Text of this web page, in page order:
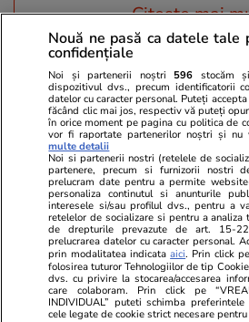
Citește mai
TRENDING
Horoscop
Horoscop 27 iulie 2026.
nevoia să scoată la lumină
pe care le folosesc rar sau
Știri România
Ploi torențiale, grindină și
județe. Harta zonelor vizate
Nouă ne pasă ca datele tale
confidențiale
Noi și partenerii noștri 596 stocăm
dispozitivul dvs., precum identificatorii
datelor cu caracter personal. Puteți
făcând clic mai jos, respectiv vă puteți
în orice moment pe pagina cu politica de
vor fi raportate partenerilor noștri și nu
multe detalii
Noi si partenerii nostri (retelele de
partenere, precum si furnizorii nostri
prelucram date pentru a permite
personaliza continutul si anunturile
interesele si/sau profilul dvs., pentru a
retelelor de socializare si pentru a
de drepturile prevazute de art. 15-
prelucrarea datelor cu caracter personal.
prin modalitatea indicataaici. Prin click
folosirea tuturor Tehnologiilor de tip
dvs. cu privire la stocarea/accesarea
care colaboram. Prin click pe
INDIVIDUAL” puteti schimba
cele legate de cookie strict necesare